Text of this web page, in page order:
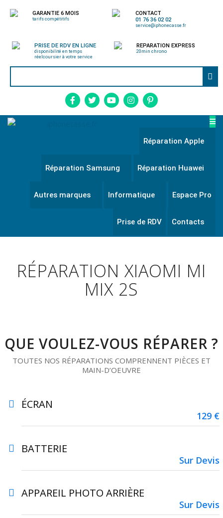
GARANTIE 6 MOIS
tarifs compétitifs
CONTACT
01 76 36 02 02
service@iphonecasse.fr
PRISE DE RDV EN LIGNE
disponibilité en temps
réelcoursier à votre service
REPARATION EXPRESS
20min chrono
Réparation Apple
Réparation Samsung Réparation Huawei
Autres marques Informatique Espace Pro
Prise de RDV Contacts
RÉPARATION XIAOMI MI
MIX 2S
QUE VOULEZ-VOUS RÉPARER ?
TOUTES NOS RÉPARATIONS COMPRENNENT PIÈCES ET
MAIN-D’OEUVRE
ÉCRAN
129 €
BATTERIE
Sur Devis
APPAREIL PHOTO ARRIÈRE
Sur Devis